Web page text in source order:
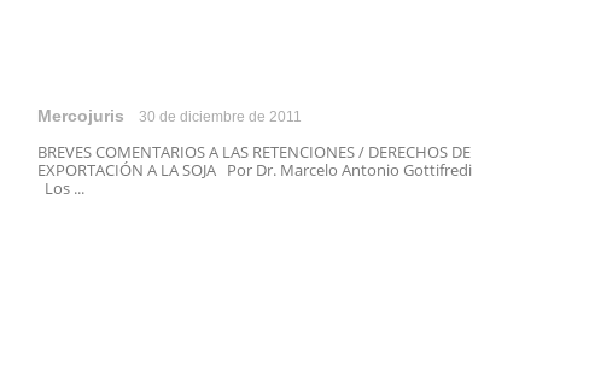
Mercojuris 30 de diciembre de 2011
BREVES COMENTARIOS A LAS RETENCIONES / DERECHOS DE
EXPORTACIÓN A LA SOJA Por Dr. Marcelo Antonio Gottifredi
Los ...